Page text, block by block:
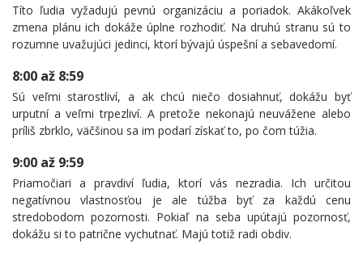
Títo ľudia vyžadujú pevnú organizáciu a poriadok. Akákoľvek
zmena plánu ich dokáže úplne rozhodiť. Na druhú stranu sú to
rozumne uvažujúci jedinci, ktorí bývajú úspešní a sebavedomí.
8:00 až 8:59
Sú veľmi starostliví, a ak chcú niečo dosiahnuť, dokážu byť
urputní a veľmi trpezliví. A pretože nekonajú neuvážene alebo
príliš zbrklo, väčšinou sa im podarí získať to, po čom túžia.
9:00 až 9:59
Priamočiari a pravdiví ľudia, ktorí vás nezradia. Ich určitou
negatívnou vlastnosťou je ale túžba byť za každú cenu
stredobodom pozornosti. Pokiaľ na seba upútajú pozornosť,
dokážu si to patrične vychutnať. Majú totiž radi obdiv.